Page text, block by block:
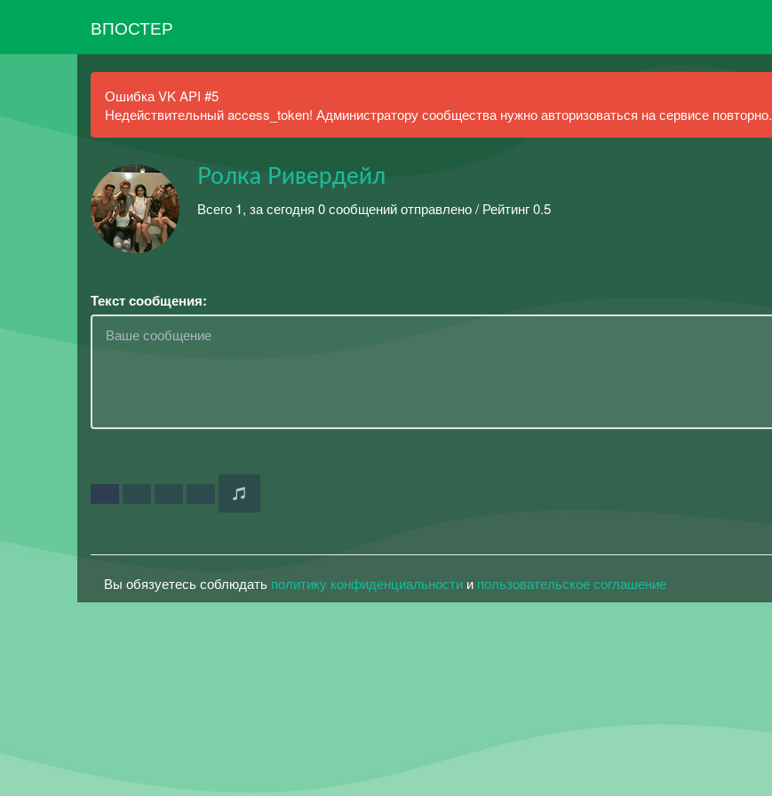
ВПОСТЕР
Ошибка VK API #5
Недействительный access_token! Администратору сообщества нужно авторизоваться на сервисе повторно.
Ролка Ривердейл
Всего 1, за сегодня 0 сообщений отправлено / Рейтинг 0.5
Текст сообщения:
Вы обязуетесь соблюдать политику конфиденциальности и пользовательское соглашение